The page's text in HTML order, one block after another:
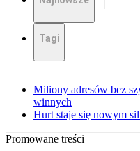
Tagi
Miliony adresów bez
winnych
Hurt staje się nowym
Promowane treści